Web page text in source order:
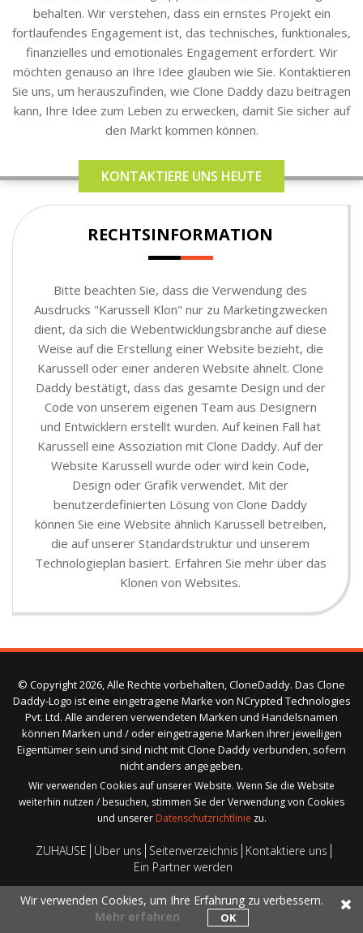
behalten. Wir verstehen, dass ein ernstes Projekt ein
fortlaufendes Engagement ist, das technisches, funktionales,
finanzielles und emotionales Engagement erfordert. Wir
möchten genauso an Ihre Idee glauben wie Sie. Kontaktieren
Sie uns, um herauszufinden, wie Clone Daddy dazu beitragen
kann, Ihre Idee zum Leben zu erwecken, damit Sie sicher auf
den Markt kommen können.
KONTAKTIERE UNS HEUTE
RECHTSINFORMATION
Bitte beachten Sie, dass die Verwendung des
Ausdrucks "Karussell Klon" nur zu Marketingzwecken
dient, da sich die Webentwicklungsbranche auf diese
Weise auf die Erstellung einer Website bezieht, die
Karussell oder einer anderen Website ähnelt. Clone
Daddy bestätigt, dass das gesamte Design und der
Code von unserem eigenen Team aus Designern
und Entwicklern erstellt wurden. Auf keinen Fall hat
Karussell eine Assoziation mit Clone Daddy. Auf der
Website Karussell wurde oder wird kein Code,
Design oder Grafik verwendet. Mit der
benutzerdefinierten Lösung von Clone Daddy
können Sie eine Website ähnlich Karussell betreiben,
die auf unserer Standardstruktur und unserem
Technologieplan basiert. Erfahren Sie mehr über das
Klonen von Websites.
© Copyright 2026, Alle Rechte vorbehalten, CloneDaddy. Das Clone
Daddy-Logo ist eine eingetragene Marke von NCrypted Technologies
Pvt. Ltd. Alle anderen verwendeten Marken und Handelsnamen
können Marken und / oder eingetragene Marken ihrer jeweiligen
Eigentümer sein und sind nicht mit Clone Daddy verbunden, sofern
nicht anders angegeben.
Wir verwenden Cookies auf unserer Website. Wenn Sie die Website
weiterhin nutzen / besuchen, stimmen Sie der Verwendung von Cookies
und unserer Datenschutzrichtlinie zu.
ZUHAUSE Über uns Seitenverzeichnis Kontaktiere uns
Ein Partner werden
Wir verwenden Cookies, um Ihre Erfahrung zu verbessern.
Mehr erfahren
OK